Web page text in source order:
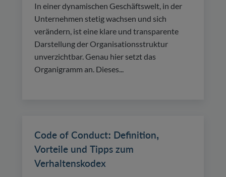
In einer dynamischen Geschäftswelt, in der
Unternehmen stetig wachsen und sich
verändern, ist eine klare und transparente
Darstellung der Organisationsstruktur
unverzichtbar. Genau hier setzt das
Organigramm an. Dieses...
Code of Conduct: Definition,
Vorteile und Tipps zum
Verhaltenskodex